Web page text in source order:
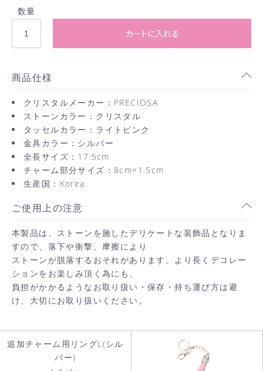
数量
カートに入れる
商品仕様
クリスタルメーカー：PRECIOSA
ストーンカラー：クリスタル
タッセルカラー：ライトピンク
金具カラー：シルバー
全長サイズ：17.5cm
チャーム部分サイズ：8cm×1.5cm
生産国：Korea
ご使用上の注意
本製品は、ストーンを施したデリケートな装飾品となりま
すので、落下や衝撃、摩擦により
ストーンが脱落するおそれがあります。より長くデコレー
ションをお楽しみ頂く為にも、
負担がかかるようなお取り扱い・保存・持ち運び方は避
け、大切にお取り扱いください。
追加チャーム用リングL(シル
バー)